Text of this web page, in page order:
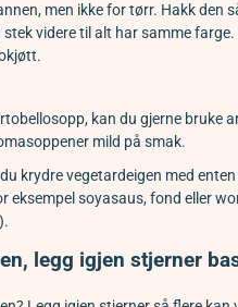
men ikke for tørr. Hakk den
stek videre til alt har samme
kan du gjerne bruke
er mild på smak.
krydre vegetardeigen med
eksempel soyasaus, fond eller
legg igjen stjerner